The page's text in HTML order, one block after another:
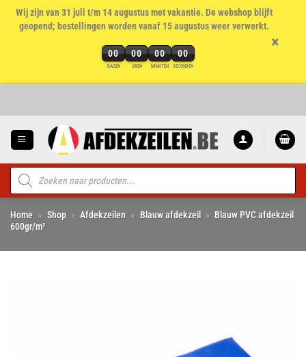
Wij zijn van 31 juli t/m 14 augustus met vakantie. De webshop blijft
geopend; bestellingen worden vanaf 15 augustus weer verwerkt.
00
DAGEN
00
UREN
00
MINUTEN
00
SECONDEN
×
Producten
zoeken
Home » Shop » Afdekzeilen » Blauw afdekzeil » Blauw PVC afdekzeil
600gr/m²